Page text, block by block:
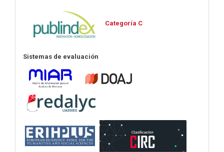
Categoría C
Sistemas de evaluación